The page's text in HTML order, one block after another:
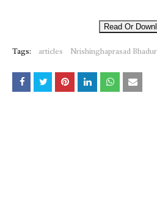
Read Or
Tags: articles Nrishinghaprasad